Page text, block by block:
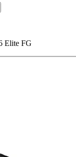
Elite FG